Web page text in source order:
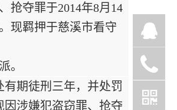
抢夺罪于2014年8月14
现羁押于慈溪市看守
。
期徒刑三年，并处罚
因涉嫌犯盗窃罪、抢夺